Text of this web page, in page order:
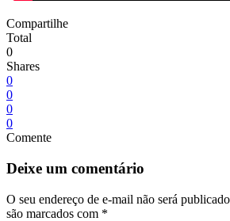
Compartilhe
Total
0
Shares
0
0
0
0
Comente
Deixe um comentário
O seu endereço de e-mail não será
são marcados com *